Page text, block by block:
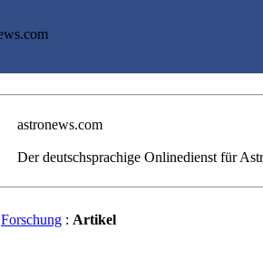
astronews.com
Der deutschsprachige Onlinedienst für
Forschung : Artikel